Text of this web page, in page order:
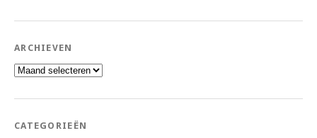
ARCHIEVEN
Archieven
CATEGORIEËN